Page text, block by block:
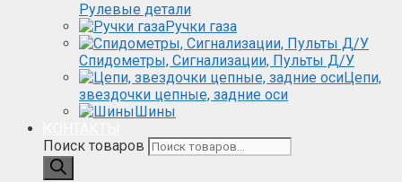
Рулевые детали
Ручки газа
Спидометры, Сигнализации, Пульты Д/У
Цепи,
звездочки цепные, задние оси
Шины
Поиск товаров